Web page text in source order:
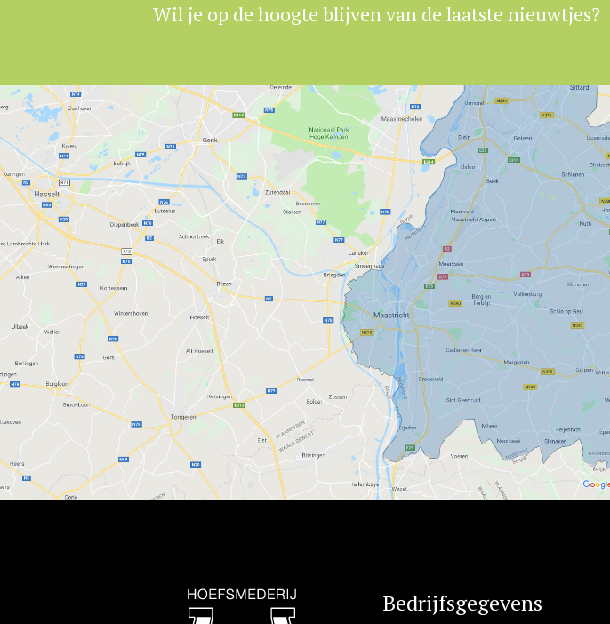
Wil je op de hoogte blijven van de laatste nieuwtjes?
Bedrijfsgegevens